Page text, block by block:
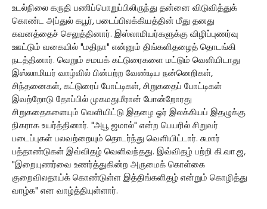
உடல்நிலை கருதி பணிப்பொறுப்பிலிருந்து தன்னை விடுவித்துக்
கொண்ட அப்துல் கபூர், படைப்பிலக்கியத்தின் மீது தனது
கவனத்தைச் செலுத்தினார். இஸ்லாமியர்களுக்கு விழிப்புணர்வு
ஊட்டும் வகையில் "மதிநா" என்னும் திங்களிதழைத் தொடங்கி
நடத்தினார். வெறும் சமயக் கட்டுரைகளை மட்டும் வெளியிடாது
இஸ்லாமியர் வாழ்வில் பின்பற்ற வேண்டிய நன்னெறிகள்,
சிந்தனைகள், கட்டுரைப் போட்டிகள், சிறுகதைப் போட்டிகள்
இவற்றோடு தோப்பில் முகமதுமீரான் போன்றோரது
சிறுகதைகளையும் வெளியிட்டு இதழை ஓர் இலக்கியப் இதழுக்கு
நிகராக உயர்த்தினார். "அபூ ஜமால்" என்ற பெயரில் சிறுவர்
படைப்புகள் பலவற்றையும் தொடர்ந்து வெளியிட்டார். சுமார்
பத்தாண்டுகள் இவ்விதழ் வெளிவந்தது. இவ்விதழ் பற்றி கி.வா.ஜ,
"இறையுணர்வை உணர்த்துகின்ற அருமைக் கொள்கை
குறைவிலதாய்க் கொண்டுள்ள இத்திங்களிதழ் என்றும் கொழித்து
வாழ்க" என வாழ்த்தியுள்ளார்.